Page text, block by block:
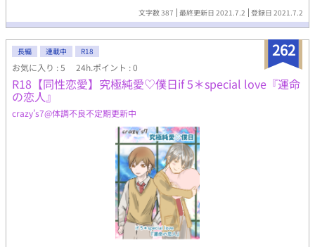
文字数 387 最終更新日 2021.7.2 登録日 2021.7.2
262
長編 連載中 R18
お気に入り : 5 24h.ポイント : 0
R18【同性恋愛】究極純愛♡僕日if 5＊special love『運命
の恋人』
crazy’s7@体調不良不定期更新中